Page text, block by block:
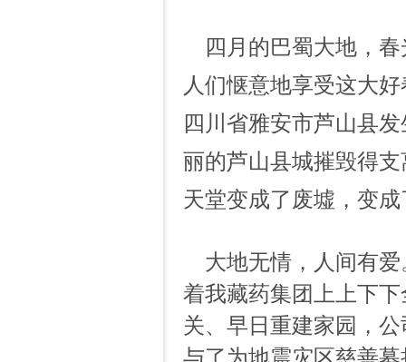
四月的巴蜀大地，春
人们惬意地享受这大
四川省雅安市芦山县
丽的芦山县城摧毁得
天堂变成了废墟，变
大地无情，人间有
着我藏药集团上上下
关、早日重建家园，